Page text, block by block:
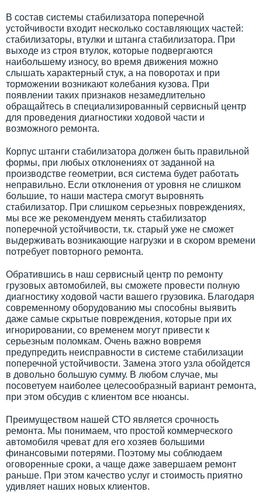
В состав системы стабилизатора поперечной
устойчивости входит несколько составляющих частей:
стабилизаторы, втулки и штанга стабилизатора. При
выходе из строя втулок, которые подвергаются
наибольшему износу, во время движения можно
слышать характерный стук, а на поворотах и при
торможении возникают колебания кузова. При
появлении таких признаков незамедлительно
обращайтесь в специализированный сервисный центр
для проведения диагностики ходовой части и
возможного ремонта.
Корпус штанги стабилизатора должен быть правильной
формы, при любых отклонениях от заданной на
производстве геометрии, вся система будет работать
неправильно. Если отклонения от уровня не слишком
большие, то наши мастера смогут выровнять
стабилизатор. При слишком серьезных повреждениях,
мы все же рекомендуем менять стабилизатор
поперечной устойчивости, т.к. старый уже не сможет
выдерживать возникающие нагрузки и в скором времени
потребует повторного ремонта.
Обратившись в наш сервисный центр по ремонту
грузовых автомобилей, вы сможете провести полную
диагностику ходовой части вашего грузовика. Благодаря
современному оборудованию мы способны выявить
даже самые скрытые повреждения, которые при их
игнорировании, со временем могут привести к
серьезным поломкам. Очень важно вовремя
предупредить неисправности в системе стабилизации
поперечной устойчивости. Замена этого узла обойдется
в довольно большую сумму. В любом случае, мы
посоветуем наиболее целесообразный вариант ремонта,
при этом обсудив с клиентом все нюансы.
Преимуществом нашей СТО является срочность
ремонта. Мы понимаем, что простой коммерческого
автомобиля чреват для его хозяев большими
финансовыми потерями. Поэтому мы соблюдаем
оговоренные сроки, а чаще даже завершаем ремонт
раньше. При этом качество услуг и стоимость приятно
удивляет наших новых клиентов.